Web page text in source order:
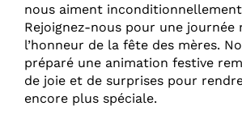
nous aiment inconditionnellement
Rejoignez-nous pour une journée
l’honneur de la fête des mères.
préparé une animation festive
de joie et de surprises pour
encore plus spéciale.